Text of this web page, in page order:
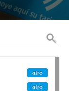
otro
otro